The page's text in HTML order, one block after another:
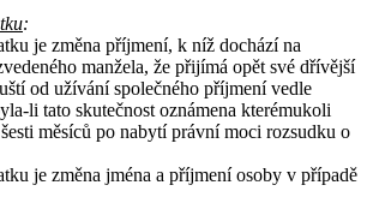
:
je změna příjmení, k níž dochází na
manžela, že přijímá opět své dřívější
od užívání společného příjmení vedle
li tato skutečnost oznámena kterémukoli
měsíců po nabytí právní moci rozsudku o
je změna jména a příjmení osoby v případě